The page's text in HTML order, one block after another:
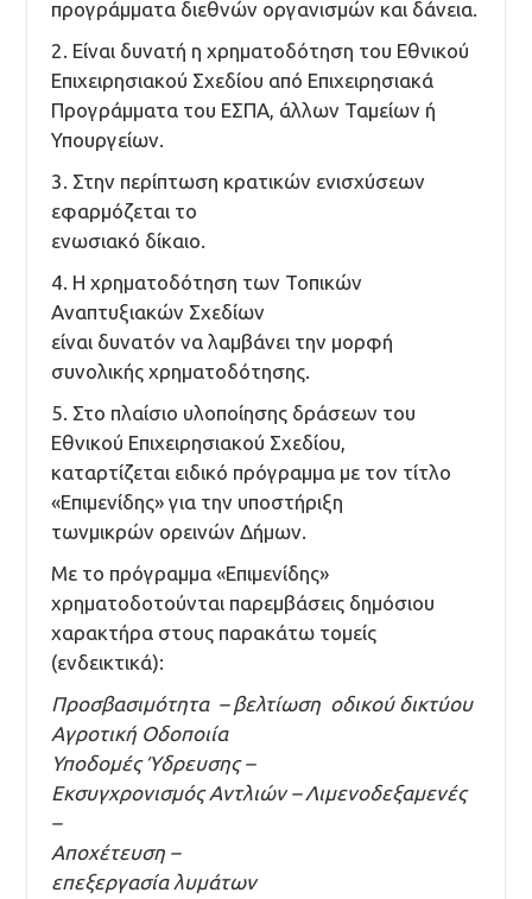
προγράμματα διεθνών οργανισμών και δάνεια.
2. Είναι δυνατή η χρηματοδότηση του Εθνικού
Επιχειρησιακού Σχεδίου από Επιχειρησιακά
Προγράμματα του ΕΣΠΑ, άλλων Ταμείων ή
Υπουργείων.
3. Στην περίπτωση κρατικών ενισχύσεων
εφαρμόζεται το
ενωσιακό δίκαιο.
4. Η χρηματοδότηση των Τοπικών
Αναπτυξιακών Σχεδίων
είναι δυνατόν να λαμβάνει την μορφή
συνολικής χρηματοδότησης.
5. Στο πλαίσιο υλοποίησης δράσεων του
Εθνικού Επιχειρησιακού Σχεδίου,
καταρτίζεται ειδικό πρόγραμμα με τον τίτλο
«Επιμενίδης» για την υποστήριξη
τωνμικρών ορεινών Δήμων.
Με το πρόγραμμα «Επιμενίδης»
χρηματοδοτούνται παρεμβάσεις δημόσιου
χαρακτήρα στους παρακάτω τομείς
(ενδεικτικά):
Προσβασιμότητα – βελτίωση οδικού δικτύου
Αγροτική Οδοποιία
Υποδομές Ύδρευσης –
Εκσυγχρονισμός Αντλιών – Λιμενοδεξαμενές
–
Αποχέτευση –
επεξεργασία λυμάτων